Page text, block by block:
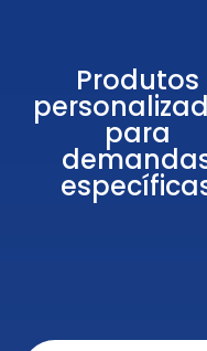
Produtos
para